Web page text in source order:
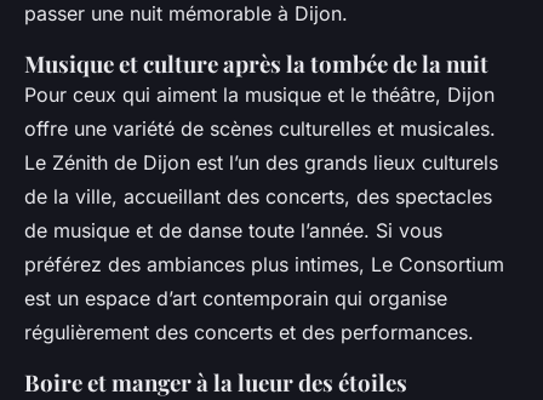
passer une nuit mémorable à Dijon.
Musique et culture après la tombée de la nuit
Pour ceux qui aiment la musique et le théâtre, Dijon
offre une variété de scènes culturelles et musicales.
Le Zénith de Dijon est l’un des grands lieux culturels
de la ville, accueillant des concerts, des spectacles
de musique et de danse toute l’année. Si vous
préférez des ambiances plus intimes, Le Consortium
est un espace d’art contemporain qui organise
régulièrement des concerts et des performances.
Boire et manger à la lueur des étoiles